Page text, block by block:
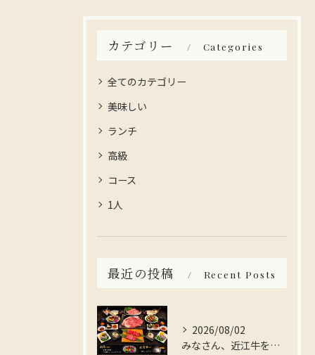
カテゴリー Categories
全てのカテゴリー
美味しい
ランチ
高級
コース
1人
最近の投稿 Recent Posts
2026/08/02
みなさん、近江牛を存分に楽しんでみませんか？